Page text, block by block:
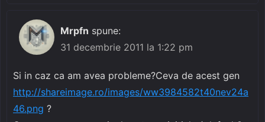
Mrpfn spune:
31 decembrie 2011 la 1:22 pm
Si in caz ca am avea probleme?Ceva de acest gen
http://shareimage.ro/images/ww3984582t40nev24a
46.png ?